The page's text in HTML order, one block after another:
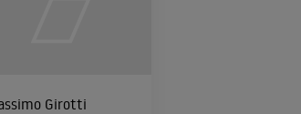
Girotti